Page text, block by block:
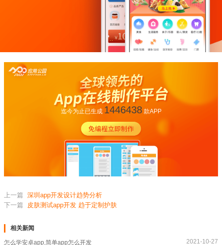
迄今为止已生成 1446438款APP
上一篇 深圳app开发设计趋势分析
下一篇
皮肤测试app开发 趋于定制护肤
相关新闻
怎么学安卓app,简单app怎么开发 2021-10-27